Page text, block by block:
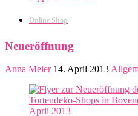
Online Shop
Neueröffnung
Anna Meier 14. April 2013